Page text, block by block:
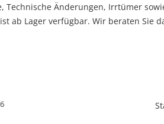
Technische Änderungen, Irrtümer
ab Lager verfügbar. Wir beraten Sie